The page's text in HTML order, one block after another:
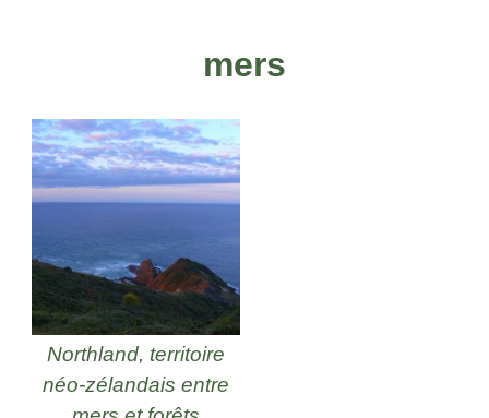
mers
Northland, territoire
néo-zélandais entre